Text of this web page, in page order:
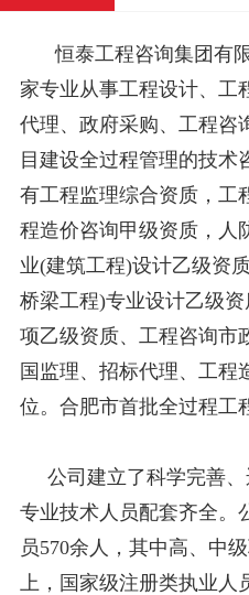
恒泰工程咨询集团有
家专业从事工程设计、工
代理、政府采购、工程咨
目建设全过程管理的技术
有工程监理综合资质，工
程造价咨询甲级资质，人
业(建筑工程)设计乙级资
桥梁工程)专业设计乙级
项乙级资质、工程咨询市
国监理、招标代理、工程
位。合肥市首批全过程工
公司建立了科学完善、
专业技术人员配套齐全。
员570余人，其中高、中
上，国家级注册类执业